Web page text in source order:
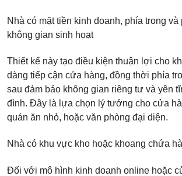
Nhà có mặt tiền kinh doanh, phía trong và
không gian sinh hoạt
Thiết kế này tạo điều kiện thuận lợi cho
dàng tiếp cận cửa hàng, đồng thời phía
sau đảm bảo không gian riêng tư và yên
đình. Đây là lựa chọn lý tưởng cho cửa
quán ăn nhỏ, hoặc văn phòng đại diện.
Nhà có khu vực kho hoặc khoang chứa
Đối với mô hình kinh doanh online hoặc